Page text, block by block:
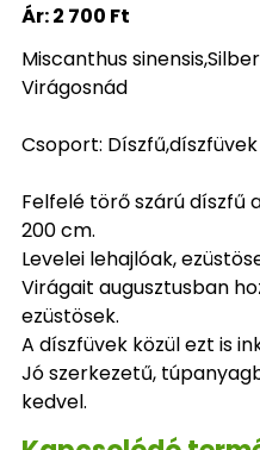
Ár:2 700 Ft
Miscanthus
Virágosnád
Csoport: Díszfű,díszfüvek
Felfelé törő szárú díszfű
200 cm.
Levelei lehajlóak,
Virágait augusztusban
ezüstösek.
A díszfüvek közül ezt is
Jó szerkezetű,
kedvel.